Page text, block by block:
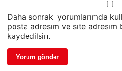
Daha sonraki yorumlarımda
posta adresim ve site adresim
kaydedilsin.